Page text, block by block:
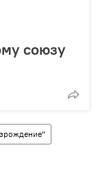
союзу